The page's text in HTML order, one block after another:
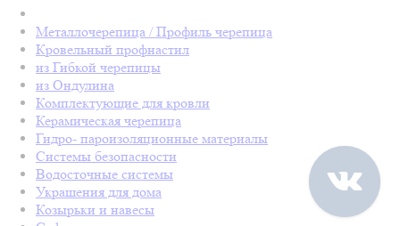
Металлочерепица / Профиль черепица
Кровельный профнастил
из Гибкой черепицы
из Ондулина
Комплектующие для кровли
Керамическая черепица
Гидро- пароизоляционные материалы
Системы безопасности
Водосточные системы
Украшения для дома
Козырьки и навесы